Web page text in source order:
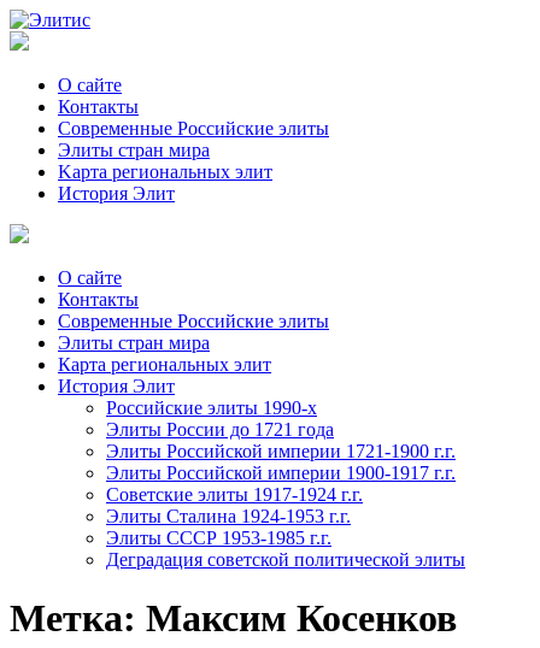
О сайте
Контакты
Современные Российские элиты
Элиты стран мира
Kартa региональных элит
История Элит
О сайте
Контакты
Современные Российские элиты
Элиты стран мира
Картa региональных элит
История Элит
Российские элиты 1990-х
Элиты России до 1721 года
Элиты Российской империи 1721-1900 г.г.
Элиты Российской империи 1900-1917 г.г.
Советские элиты 1917-1924 г.г.
Элиты Сталина 1924-1953 г.г.
Элиты СССР 1953-1985 г.г.
Деградация советской политической элиты
Метка: Максим Косенков